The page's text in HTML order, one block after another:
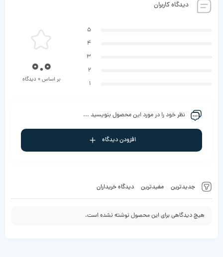
دیدگاه کاربران
جدیدترین مفیدترین دیدگاه خریداران
هیچ دیدگاهی برای این محصول نوشته نشده است.
5
4
3
2
1
0.0
بر اساس 0 دیدگاه
نظر خود را در مورد این محصول بنویسید ...
افزودن دیدگاه